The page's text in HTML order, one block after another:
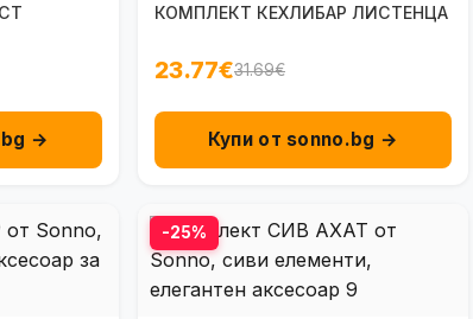
→
КОМПЛЕКТ КЕХЛИБАР ЛИСТЕНЦА
23.77€31.69€
Купи от sonno.bg →
-25%